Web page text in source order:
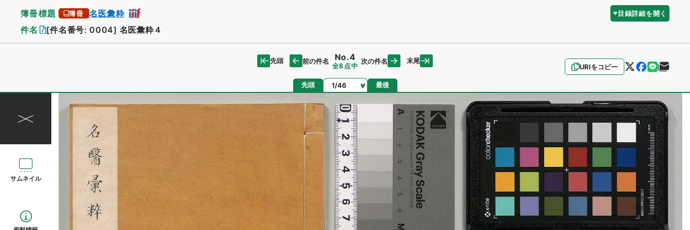
簿冊標題 簿冊 名医彙粋 目録詳細を開く
件名 [件名番号: 0004] 名医彙粋４
URIをコピー
先頭 前の件名 No.4
全8点中
次の件名 末尾
先頭 ページ 最後
サムネイル